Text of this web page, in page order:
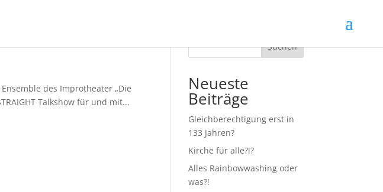
des Improtheater „Die
Talkshow für und mit...
Suchen
Neueste
Beiträge
Gleichberechtigung erst in
133 Jahren?
Kirche für alle?!?
Alles Rainbowwashing oder
was?!